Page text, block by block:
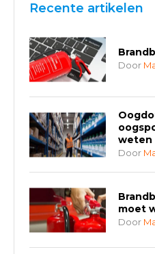
Recente artikelen
Door
weten
Door
moet
Door